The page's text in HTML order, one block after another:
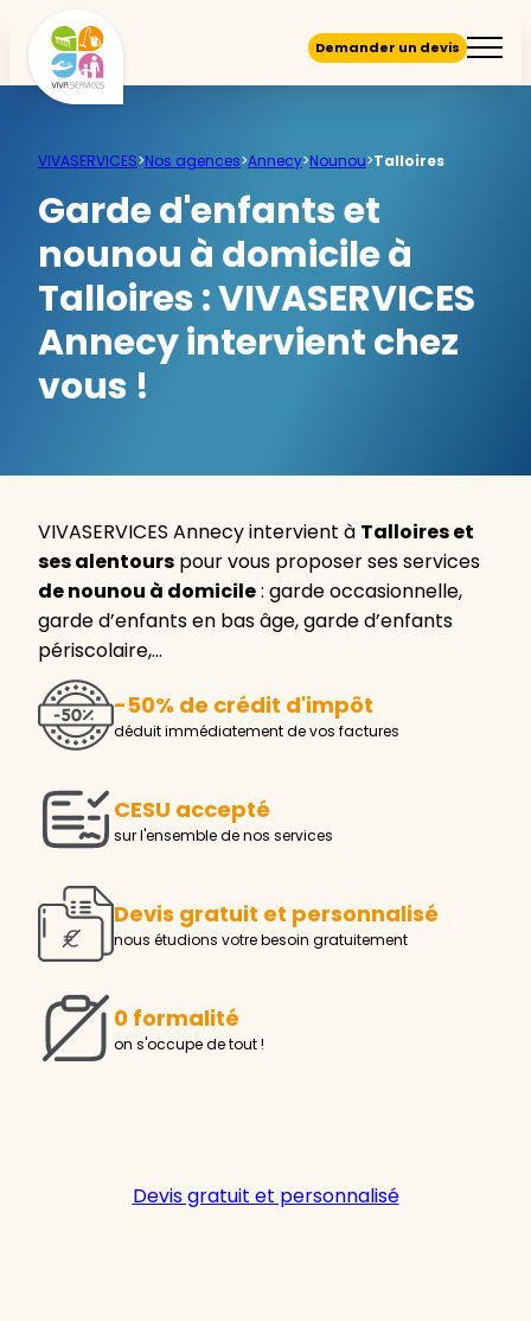
Demander un devis
VIVASERVICES>Nos agences>Annecy>Nounou>Talloires
Garde d'enfants et
nounou à domicile à
Talloires :VIVASERVICES
Annecy intervient chez
vous !
VIVASERVICES Annecy intervient à Talloires et
ses alentours pour vous proposer ses services
de nounou à domicile: garde occasionnelle,
garde d’enfants en bas âge, garde d’enfants
périscolaire,…
-50% de crédit d'impôt
déduit immédiatement de vos factures
CESU accepté
sur l'ensemble de nos services
Devis gratuit et personnalisé
nous étudions votre besoin gratuitement
0 formalité
on s'occupe de tout !
Devis gratuit et personnalisé